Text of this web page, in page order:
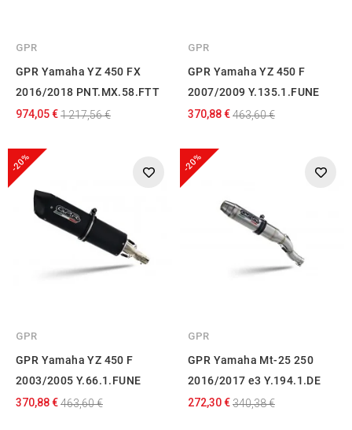
GPR
GPR Yamaha YZ 450 FX
2016/2018 PNT.MX.58.FTT
974,05 €1 217,56 €
GPR
GPR Yamaha YZ 450 F
2007/2009 Y.135.1.FUNE
370,88 €463,60 €
-20%
GPR
GPR Yamaha YZ 450 F
2003/2005 Y.66.1.FUNE
370,88 €463,60 €
-20%
GPR
GPR Yamaha Mt-25 250
2016/2017 e3 Y.194.1.DE
272,30 €340,38 €